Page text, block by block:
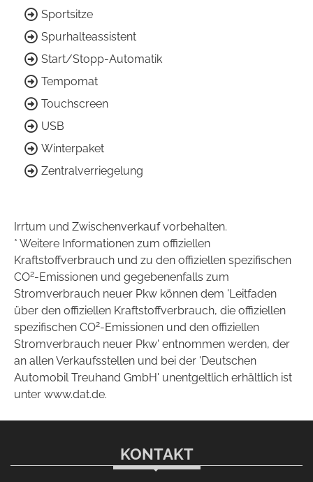
Sportsitze
Spurhalteassistent
Start/Stopp-Automatik
Tempomat
Touchscreen
USB
Winterpaket
Zentralverriegelung
Irrtum und Zwischenverkauf vorbehalten.
* Weitere Informationen zum offiziellen
Kraftstoffverbrauch und zu den offiziellen spezifischen
CO2-Emissionen und gegebenenfalls zum
Stromverbrauch neuer Pkw können dem 'Leitfaden
über den offiziellen Kraftstoffverbrauch, die offiziellen
spezifischen CO2-Emissionen und den offiziellen
Stromverbrauch neuer Pkw' entnommen werden, der
an allen Verkaufsstellen und bei der 'Deutschen
Automobil Treuhand GmbH' unentgeltlich erhältlich ist
unter www.dat.de.
KONTAKT